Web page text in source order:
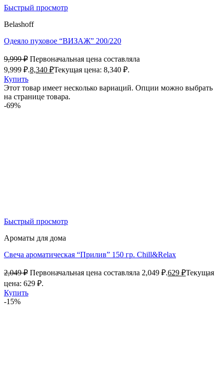
Быстрый просмотр
Belashoff
Одеяло пуховое “ВИЗАЖ” 200/220
9,999₽ Первоначальная цена составляла
9,999 ₽.8,340 ₽Текущая цена: 8,340 ₽.
Купить
Этот товар имеет несколько вариаций. Опции можно выбрать
на странице товара.
-69%
Быстрый просмотр
Ароматы для дома
Свеча ароматическая “Прилив” 150 гр. Chill&Relax
2,049₽ Первоначальная цена составляла 2,049 ₽.629 ₽Текущая
цена: 629 ₽.
Купить
-15%